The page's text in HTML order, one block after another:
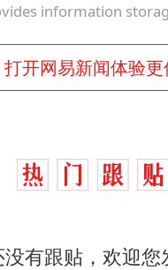
information
打开网易新闻体验更
没有跟贴，欢迎您